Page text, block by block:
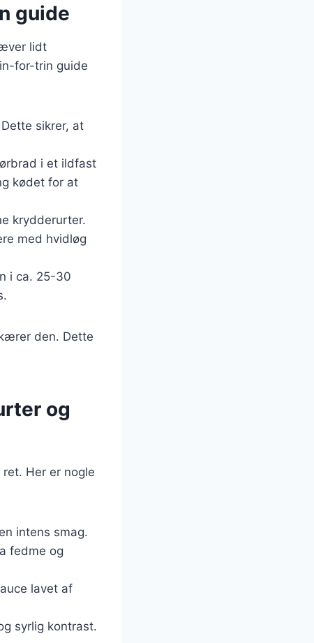
guide
lidt
for-trin guide
sikrer, at
i et ildfast
kødet for at
krydderurter.
med hvidløg
i ca. 25-30
den. Dette
og
Her er nogle
intens smag.
fedme og
lavet af
syrlig kontrast.